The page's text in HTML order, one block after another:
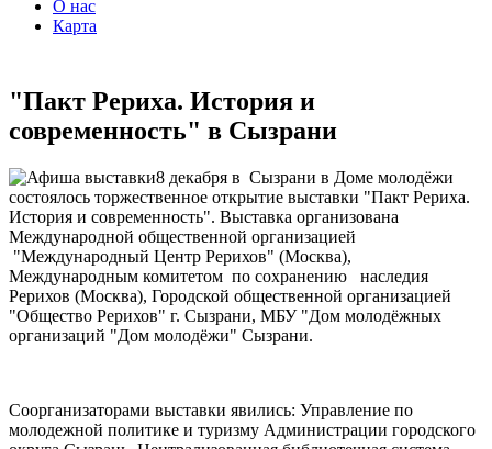
О нас
Карта
"Пакт Рериха. История и
современность" в Сызрани
8 декабря в Сызрани в Доме молодёжи
состоялось торжественное открытие выставки "Пакт Рериха.
История и современность". Выставка организована
Международной общественной организацией
"Международный Центр Рерихов" (Москва),
Международным комитетом по сохранению наследия
Рерихов (Москва), Городской общественной организацией
"Общество Рерихов" г. Сызрани, МБУ "Дом молодёжных
организаций "Дом молодёжи" Сызрани.
Соорганизаторами выставки явились: Управление по
молодежной политике и туризму Администрации городского